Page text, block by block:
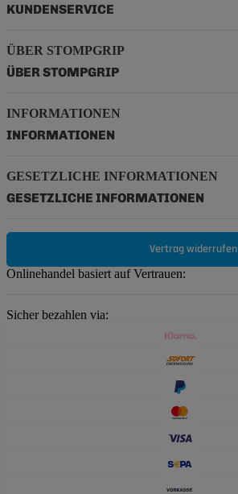
KUNDENSERVICE
ÜBER STOMPGRIP
ÜBER STOMPGRIP
INFORMATIONEN
INFORMATIONEN
GESETZLICHE INFORMATIONEN
GESETZLICHE INFORMATIONEN
Vertrag widerrufen
Onlinehandel basiert auf Vertrauen:
Sicher bezahlen via: